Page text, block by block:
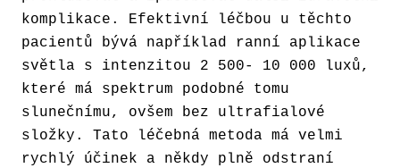
komplikace. Efektivní léčbou u těchto
pacientů bývá například ranní aplikace
světla s intenzitou 2 500- 10 000 luxů,
které má spektrum podobné tomu
slunečnímu, ovšem bez ultrafialové
složky. Tato léčebná metoda má velmi
rychlý účinek a někdy plně odstraní